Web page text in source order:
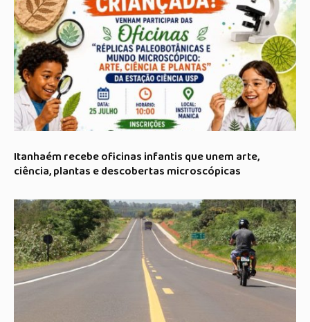
Itanhaém recebe oficinas infantis que unem arte,
ciência, plantas e descobertas microscópicas